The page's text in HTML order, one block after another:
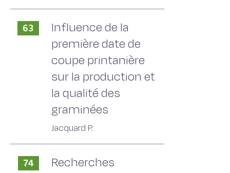
63
Influence de la
première date de
coupe printanière
sur la production et
la qualité des
graminées
Jacquard P.
74
Recherches